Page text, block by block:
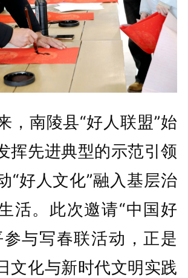
南陵县“好人联盟”始
挥先进典型的示范引领
“好人文化”融入基层治
活。此次邀请“中国好
参与写春联活动，正是
文化与新时代文明实践